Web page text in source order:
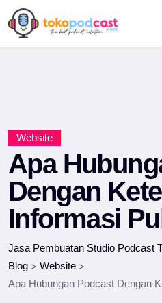
Website
Apa
Dengan
Informasi
Jasa Pembuatan Studio Podcast
Blog > Website >
Apa Hubungan Podcast Dengan